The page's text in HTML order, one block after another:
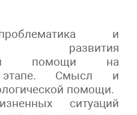
и
развития
помощи на
этапе. Смысл и
помощи.
ситуаций